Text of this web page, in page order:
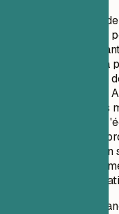
Cet exemple de CV
spécialement conçu
l'éducation, en
que l'éducation de
Le format comprend
pertinentes pour les
garantissant que
'directrice garderie',
'développement de
Cela garantit que
mais aussi les
identifier les
Score de CV